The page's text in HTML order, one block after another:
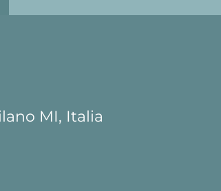
MI, Italia